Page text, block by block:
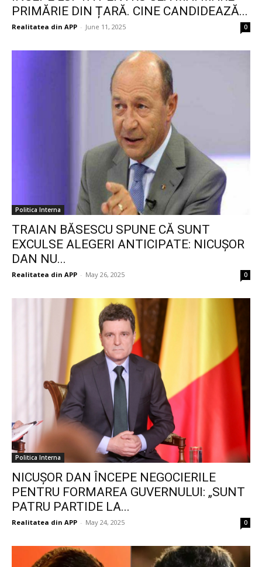
PRIMĂRIE DIN ȚARĂ. CINE CANDIDEAZĂ...
Realitatea din APP - June 11, 2025 0
Politica Interna
TRAIAN BĂSESCU SPUNE CĂ SUNT
EXCULSE ALEGERI ANTICIPATE: NICUȘOR
DAN NU...
Realitatea din APP - May 26, 2025 0
Politica Interna
NICUȘOR DAN ÎNCEPE NEGOCIERILE
PENTRU FORMAREA GUVERNULUI: „SUNT
PATRU PARTIDE LA...
Realitatea din APP - May 24, 2025 0